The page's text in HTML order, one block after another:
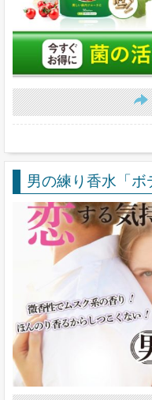
男の練り香水「ボ